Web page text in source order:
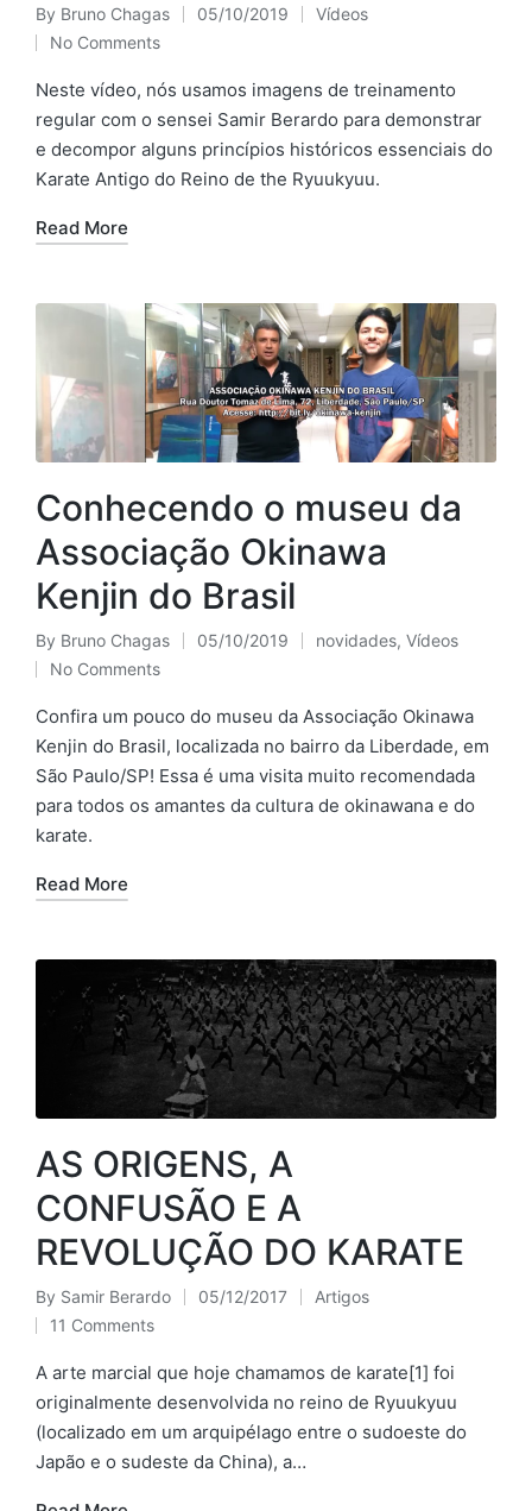
Posted
by
By Bruno Chagas 05/10/2019
Posted
Vídeos
No Comments
Neste vídeo, nós usamos imagens de treinamento
regular com o sensei Samir Berardo para demonstrar
e decompor alguns princípios históricos essenciais do
Karate Antigo do Reino de the Ryuukyuu.
Read More
Conhecendo o museu da
Associação Okinawa
Kenjin do Brasil
Posted
by
By Bruno Chagas 05/10/2019
Posted
novidades, Vídeos
No Comments
Confira um pouco do museu da Associação Okinawa
Kenjin do Brasil, localizada no bairro da Liberdade, em
São Paulo/SP! Essa é uma visita muito recomendada
para todos os amantes da cultura de okinawana e do
karate.
Read More
AS ORIGENS, A
CONFUSÃO E A
REVOLUÇÃO DO KARATE
Posted
by
By Samir Berardo 05/12/2017
Posted
Artigos
11 Comments
A arte marcial que hoje chamamos de karate[1] foi
originalmente desenvolvida no reino de Ryuukyuu
(localizado em um arquipélago entre o sudoeste do
Japão e o sudeste da China), a…